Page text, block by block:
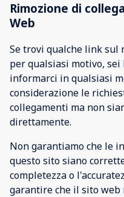
Rimozione di
Web
Se trovi qualche link sul
per qualsiasi motivo,
informarci in qualsiasi
considerazione le
collegamenti ma non
direttamente.
Non garantiamo che le
questo sito siano
completezza o
garantire che il sito